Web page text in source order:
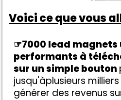
Voici ce que vous
☞7000 lead
performants à
sur un simple bouton
jusqu'àplusieurs
générer des revenus